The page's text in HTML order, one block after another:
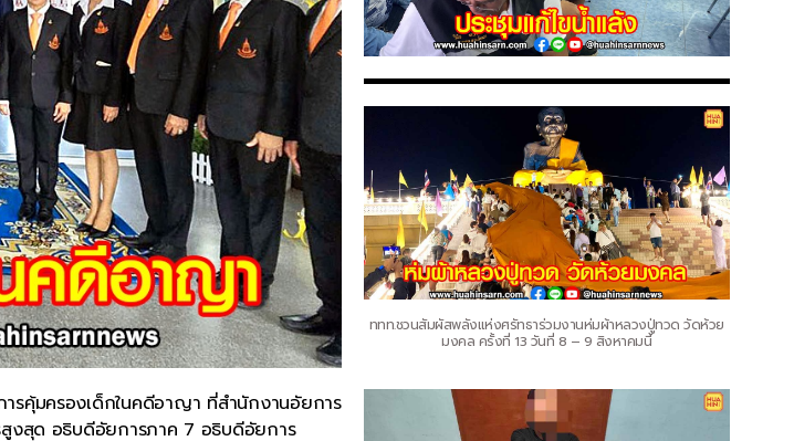
รคุ้มครองเด็กในคดีอาญา ที่สำนักงานอัยการ
สูงสุด อธิบดีอัยการภาค 7 อธิบดีอัยการ
ททท.ชวนสัมผัสพลังแห่งศรัทธาร่วมงานห่มผ้าหลวงปู่ทวด วัดห้วย
มงคล ครั้งที่ 13 วันที่ 8 – 9 สิงหาคมนี้